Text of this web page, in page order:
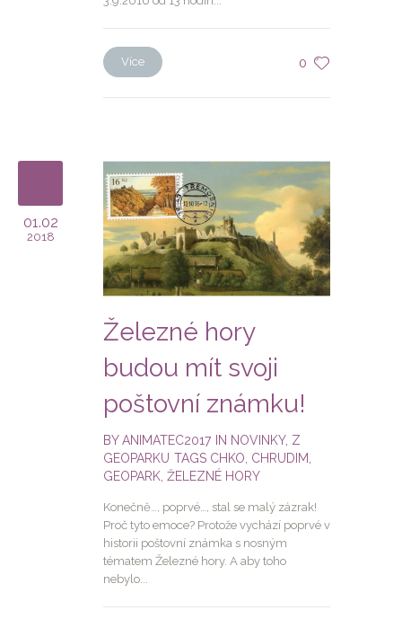
0
Více
01.02
2018
Železné hory
budou mít svoji
poštovní známku!
BYANIMATEC2017 IN NOVINKY, Z
GEOPARKU TAGS CHKO, CHRUDIM,
GEOPARK, ŽELEZNÉ HORY
Konečně…, poprvé…, stal se malý zázrak!
Proč tyto emoce? Protože vychází poprvé v
historii poštovní známka s nosným
tématem Železné hory. A aby toho
nebylo...